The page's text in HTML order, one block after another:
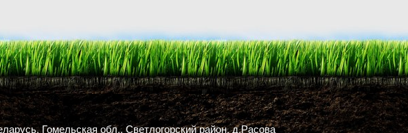
Гомельская обл., Светлогорский район, д.Расова